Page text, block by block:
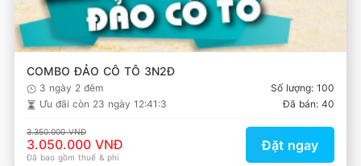
COMBO ĐẢO CÔ TÔ 3N2Đ
3 ngày 2 đêm
Số lượng: 100
Ưu đãi còn 23 ngày 12:41:2 Đã bán: 40
3.350.000 VNĐ
3.050.000 VNĐ
Đã bao gồm thuế & phí
Đặt ngay